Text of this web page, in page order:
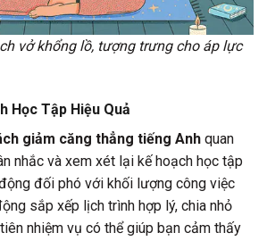
vở khổng lồ, tượng trưng cho áp lực
Học Tập Hiệu Quả
giảm căng thẳng tiếng Anh quan
nhắc và xem xét lại kế hoạch học tập
đối phó với khối lượng công việc
sắp xếp lịch trình hợp lý, chia nhỏ
nhiệm vụ có thể giúp bạn cảm thấy